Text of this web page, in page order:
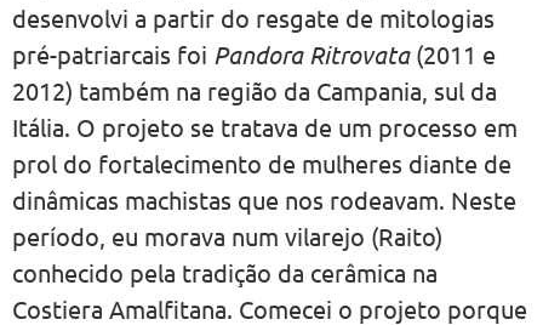
desenvolvi a partir do resgate de mitologias
pré-patriarcais foi Pandora Ritrovata(2011 e
2012) também na região da Campania, sul da
Itália. O projeto se tratava de um processo em
prol do fortalecimento de mulheres diante de
dinâmicas machistas que nos rodeavam. Neste
período, eu morava num vilarejo (Raito)
conhecido pela tradição da cerâmica na
Costiera Amalfitana. Comecei o projeto porque